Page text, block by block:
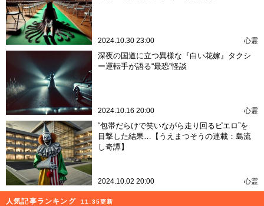
2024.10.30 23:00 心霊
深夜の国道に立つ異様な『白い花嫁』タクシ
ー運転手が語る“最恐”怪談
2024.10.16 20:00 心霊
“包帯だらけで笑いながら走り回るピエロ”を
目撃した結果…【うえまつそうの連載：島流
し奇譚】
2024.10.02 20:00 心霊
人気記事ランキング 11:35更新